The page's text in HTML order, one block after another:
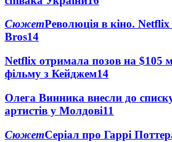
СюжетРеволюція в кіно.
Bros14
Netflix отримала позов на $105
фільму з Кейджем14
Олега Винника внесли до
артистів у Молдові11
СюжетСеріал про Гаррі